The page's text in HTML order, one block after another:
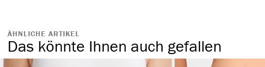
ÄHNLICHE ARTIKEL
Das könnte Ihnen auch gefallen